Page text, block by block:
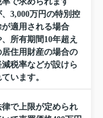
、3,000万円の特別控
が適用される場合
、所有期間10年超え
居住用財産の場合の
減税率などが設けら
います。
律で上限が定められ